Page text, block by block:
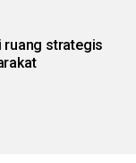
ruang strategis